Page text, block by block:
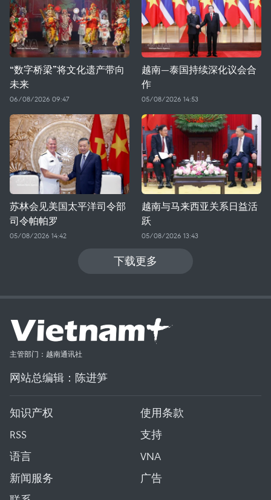
“数字桥梁”将文化遗产带向
未来
06/08/2026 09:47
越南—泰国持续深化议会合
作
05/08/2026 14:53
苏林会见美国太平洋司令部
司令帕帕罗
05/08/2026 14:42
越南与马来西亚关系日益活
跃
05/08/2026 13:43
下载更多
主管部门：越南通讯社
网站总编辑：陈进笋
知识产权
使用条款
RSS
支持
语言
VNA
新闻服务
广告